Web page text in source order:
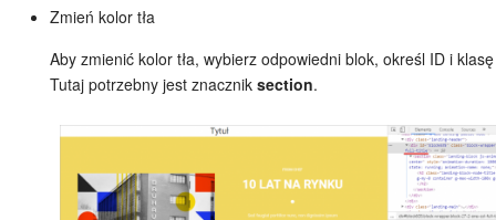
Zmień kolor tła
Aby zmienić kolor tła, wybierz odpowiedni blok, określ ID i
Tutaj potrzebny jest znacznik section.